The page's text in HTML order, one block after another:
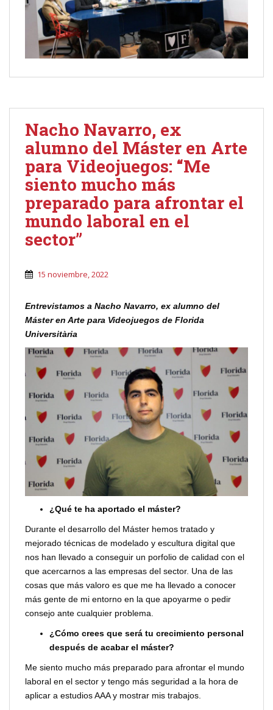
Nacho Navarro, ex
alumno del Máster en Arte
para Videojuegos: “Me
siento mucho más
preparado para afrontar el
mundo laboral en el
sector”
15 noviembre, 2022
Entrevistamos a Nacho Navarro, ex alumno del
Máster en Arte para Videojuegos de Florida
Universitària
¿Qué te ha aportado el máster?
Durante el desarrollo del Máster hemos tratado y
mejorado técnicas de modelado y escultura digital que
nos han llevado a conseguir un porfolio de calidad con el
que acercarnos a las empresas del sector. Una de las
cosas que más valoro es que me ha llevado a conocer
más gente de mi entorno en la que apoyarme o pedir
consejo ante cualquier problema.
¿Cómo crees que será tu crecimiento personal
después de acabar el máster?
Me siento mucho más preparado para afrontar el mundo
laboral en el sector y tengo más seguridad a la hora de
aplicar a estudios AAA y mostrar mis trabajos.